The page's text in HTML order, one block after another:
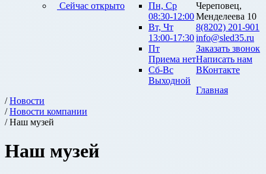
Сейчас открыто
Пн, Ср
08:30-12:00
Вт, Чт
13:00-17:30
Пт
Приема нет
Сб-Вс
Выходной
Череповец,
Менделеева 10
8(8202) 201-901
info@sled35.ru
Заказать звонок
Написать нам
ВКонтакте
Главная
/Новости
/Новости компании
/ Наш музей
Наш музей